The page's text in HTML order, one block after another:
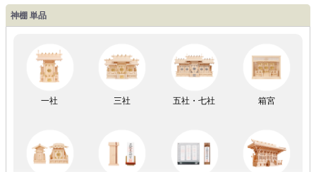
LED灯 七色LED灯 和紙・絹製 木・竹製
初盆セット 贈るセット 盆提灯単品 一対セット
神棚 単品
一社 三社 五社・七社 箱宮